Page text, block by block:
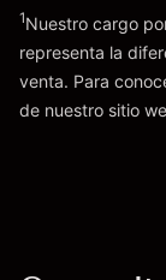
Ir a la
1Nuestro cargo
representa la
venta. Para
de nuestro sitio